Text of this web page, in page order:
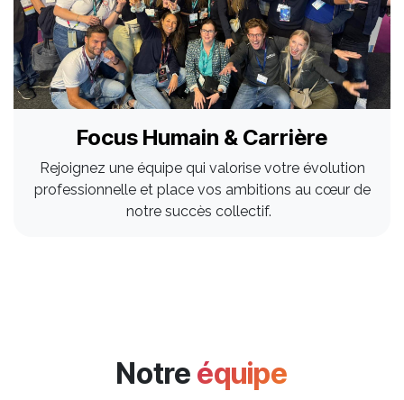
Focus Humain & Carrière
Rejoignez une équipe qui valorise votre évolution
professionnelle et place vos ambitions au cœur de
notre succès collectif.
Notre équipe